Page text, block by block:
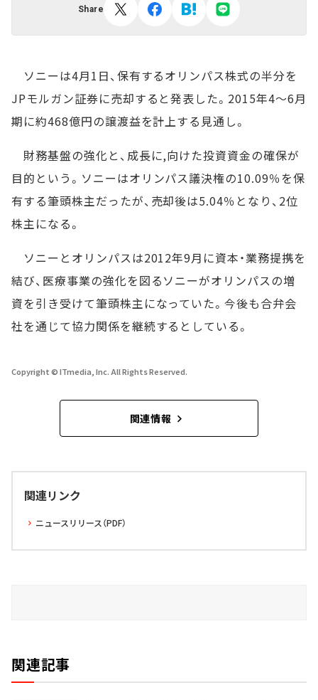
Share
ソニーは4月1日、保有するオリンパス株式の半分を
JPモルガン証券に売却すると発表した。2015年4～6月
期に約468億円の譲渡益を計上する見通し。
財務基盤の強化と、成長に,向けた投資資金の確保が
目的という。ソニーはオリンパス議決権の10.09％を保
有する筆頭株主だったが、売却後は5.04％となり、2位
株主になる。
ソニーとオリンパスは2012年9月に資本・業務提携を
結び、医療事業の強化を図るソニーがオリンパスの増
資を引き受けて筆頭株主になっていた。今後も合弁会
社を通じて協力関係を継続するとしている。
Copyright © ITmedia, Inc. All Rights Reserved.
関連情報
関連リンク
ニュースリリース（PDF）
関連記事